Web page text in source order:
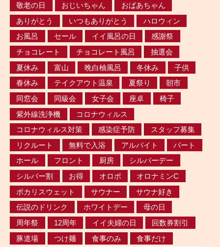
敬老の日
おじいちゃん
おばあちゃん
ありがとう
いつもありがとう
ハロウィン
お風呂
セール イイ風呂の日
感謝祭
チョコレート
チョコレート風呂
抽選会
夏休み
富山 晩白柚風呂 冬休み
子供
春休み
テイクアウト温泉 夏祭り
朝市
同窓会
同級会 女子会 座卓
椅子
紫外線洗浄機
コロナウィルス
コロナウィルス対策
感染症予防
スタッフ募集
リクルート
無料で入浴 アルバイト
パート
ホール
フロント 厨房
シルバーデー
シルバー割
お得 オロポ
オロナミンC
ポカリスウェット
サウナー
サウナ好き
伝説のドリンク
ホワイトデー
母の日
周年祭
12周年 イイ夫婦の日
回数券割引
豚道場
つけ麺 食事のみ
食事だけ